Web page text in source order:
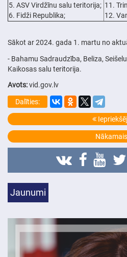
5. ASV Virdžīnu salu teritorija;
6. Fidži Republika;
11.
12.
Sākot ar 2024. gada 1. martu no
- Bahamu Sadraudzība, Beliza,
Kaikosas salu teritorija.
Avots:vid.gov.lv
Dalīties:
Nākamais
Jaunumi